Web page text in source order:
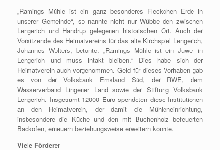
„Ramings Mühle ist ein ganz besonderes Fleckchen Erde in
unserer Gemeinde“, so nannte nicht nur Wübbe den zwischen
Lengerich und Handrup gelegenen historischen Ort. Auch der
Vorsitzende des Heimatvereins für das alte Kirchspiel Lengerich,
Johannes Wolters, betonte: „Ramings Mühle ist ein Juwel in
Lengerich und muss intakt bleiben.“ Dies habe sich der
Heimatverein auch vorgenommen. Geld für dieses Vorhaben gab
es von der Volksbank Emsland Süd, der RWE, dem
Wasserverband Lingener Land sowie der Stiftung Volksbank
Lengerich. Insgesamt 12000 Euro spendeten diese Institutionen
an den Heimatverein, der damit die Mühleneinrichtung,
insbesondere die Küche und den mit Buchenholz befeuerten
Backofen, erneuern beziehungsweise erweitern konnte.
Viele Förderer